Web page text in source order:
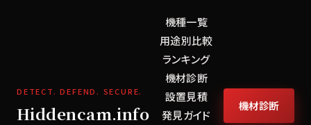
DETECT. DEFEND. SECURE.
Hiddencam.info
機種一覧
用途別比較
ランキング
機材診断
設置見積
発見ガイド
機材診断